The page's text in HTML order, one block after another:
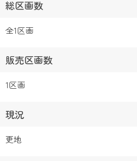
総区画数
全1区画
販売区画数
1区画
現況
更地